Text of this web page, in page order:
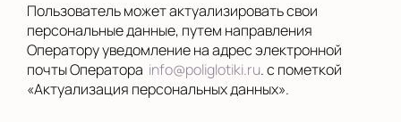
Пользователь может актуализировать свои
персональные данные, путем направления
Оператору уведомление на адрес электронной
почты Оператора info@poliglotiki.ru. с пометкой
«Актуализация персональных данных».